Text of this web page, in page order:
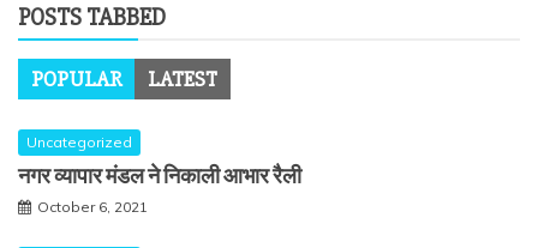
POSTS TABBED
POPULAR LATEST
Uncategorized
नगर व्यापार मंडल ने निकाली आभार रैली
October 6, 2021